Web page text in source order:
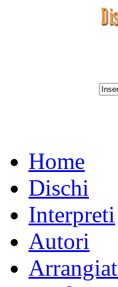
Home
Dischi
Interpreti
Autori